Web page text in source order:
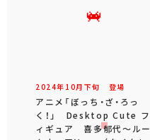
2024年 10月 下旬 登場
アニメ「ぼっち・ざ・ろっ
く！」 Desktop Cute フ
ィギュア 喜多郁代～ルー